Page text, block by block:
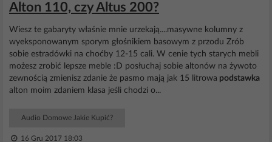
Alton 110, czy Altus 200?
Wiesz te gabaryty właśnie mnie urzekają....masywne kolumny z
wyeksponowanym sporym głośnikiem basowym z przodu Zrób
sobie estradówki na choćby 12-15 cali. W cenie tych starych mebli
możesz zrobić lepsze meble :D posłuchaj sobie altonów na żywoto
zewnością zmienisz zdanie że pasmo mają jak 15 litrowa podstawka
alton moim zdaniem klasa jeśli chodzi o...
Audio Domowe Jakie Kupić?
16 Gru 2017 18:03